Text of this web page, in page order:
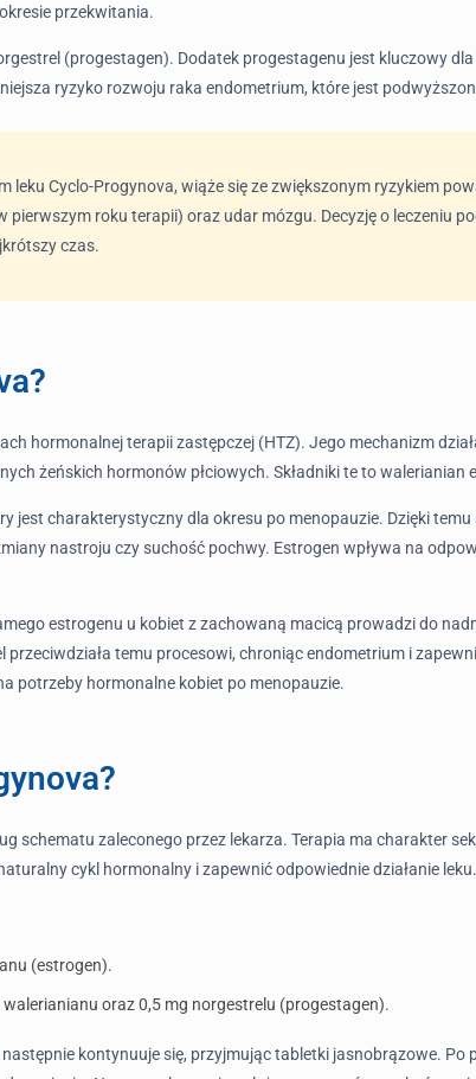
przekwitania.
(progestagen). Dodatek progestagenu jest kluczowy
ryzyko rozwoju raka endometrium, które jest
Cyclo-Progynova, wiąże się ze zwiększonym ryzykiem
pierwszym roku terapii) oraz udar mózgu. Decyzję o leczeniu
czas.
hormonalnej terapii zastępczej (HTZ). Jego mechanizm
żeńskich hormonów płciowych. Składniki te to
jest charakterystyczny dla okresu po menopauzie. Dzięki
nastroju czy suchość pochwy. Estrogen wpływa na
estrogenu u kobiet z zachowaną macicą prowadzi do
temu procesowi, chroniąc endometrium i
potrzeby hormonalne kobiet po menopauzie.
schematu zaleconego przez lekarza. Terapia ma charakter
cykl hormonalny i zapewnić odpowiednie działanie leku.
(estrogen).
oraz 0,5 mg norgestrelu (progestagen).
kontynuuje się, przyjmując tabletki jasnobrązowe.